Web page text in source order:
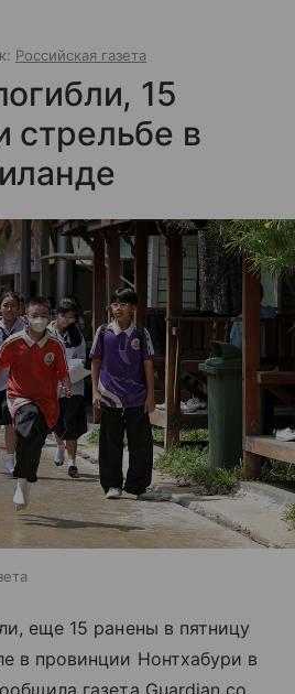
Российская газета
15
стрельбе в
еще 15 ранены в пятницу
в провинции Нонтхабури в